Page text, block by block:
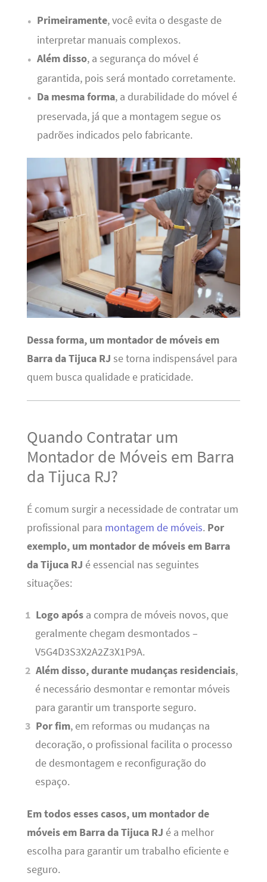
Primeiramente, você evita o desgaste de
interpretar manuais complexos.
Além disso, a segurança do móvel é
garantida, pois será montado corretamente.
Da mesma forma, a durabilidade do móvel é
preservada, já que a montagem segue os
padrões indicados pelo fabricante.
Dessa forma, um montador de móveis em
Barra da Tijuca RJ se torna indispensável para
quem busca qualidade e praticidade.
Quando Contratar um
Montador de Móveis em Barra
da Tijuca RJ?
É comum surgir a necessidade de contratar um
profissional para montagem de móveis. Por
exemplo, um montador de móveis em Barra
da Tijuca RJ é essencial nas seguintes
situações:
Logo após a compra de móveis novos, que
geralmente chegam desmontados –
V5G4D3S3X2A2Z3X1P9A.
Além disso, durante mudanças residenciais,
é necessário desmontar e remontar móveis
para garantir um transporte seguro.
Por fim, em reformas ou mudanças na
decoração, o profissional facilita o processo
de desmontagem e reconfiguração do
espaço.
Em todos esses casos, um montador de
móveis em Barra da Tijuca RJ é a melhor
escolha para garantir um trabalho eficiente e
seguro.